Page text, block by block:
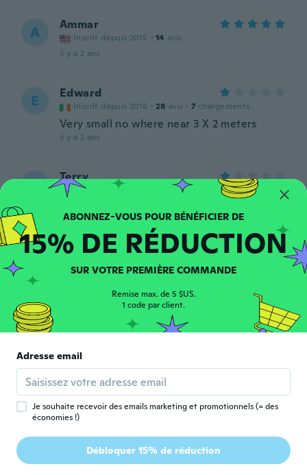
A Ammar
Inscrit depuis 2015 · 14 avis
il y a 2 ans
E Edward
Inscrit depuis 2016 · 28 avis · 7 chargements
Very small no where near 3 X 2 meters
il y a 2 ans
T Terry
Inscrit depuis 2021 avis · chargements
very disappointed
il y a 2 ans
T Terje
M Magdalena
Inscrit depuis 2017 · 19 avis
il y a 2 ans
R Robert
Inscrit depuis 2017 · 102 avis · 1 chargements
Inte testat men ser ok ut
15% DE RÉDUCTION
SUR VOTRE PREMIÈRE COMMANDE
Remise max. de 5 $US.
1 code par client.
Adresse email
Je souhaite recevoir des emails marketing et promotionnels (= des
économies !)
Débloquer 15% de réduction